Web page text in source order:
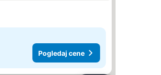
Pogledaj cene